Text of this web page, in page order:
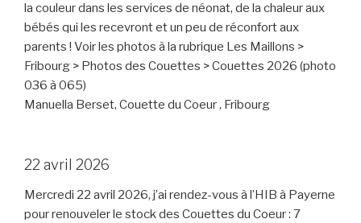
la couleur dans les services de néonat, de la chaleur aux
bébés qui les recevront et un peu de réconfort aux
parents ! Voir les photos à la rubrique Les Maillons >
Fribourg > Photos des Couettes > Couettes 2026 (photo
036 à 065)
Manuella Berset, Couette du Coeur , Fribourg
22 avril 2026
Mercredi 22 avril 2026, j’ai rendez-vous à l’HIB à Payerne
pour renouveler le stock des Couettes du Coeur : 7